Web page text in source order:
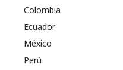
Colombia
Ecuador
México
Perú